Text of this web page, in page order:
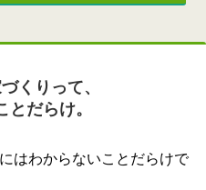
くりって、
とだらけ。
はわからないことだらけで